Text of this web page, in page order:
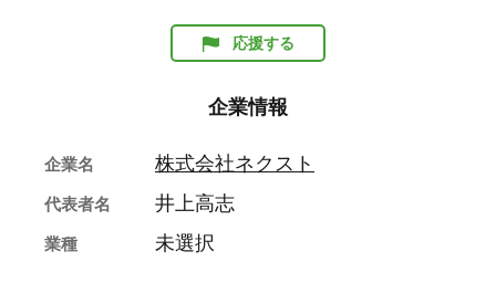
応援する
企業情報
企業名 株式会社ネクスト
代表者名 井上高志
業種 未選択